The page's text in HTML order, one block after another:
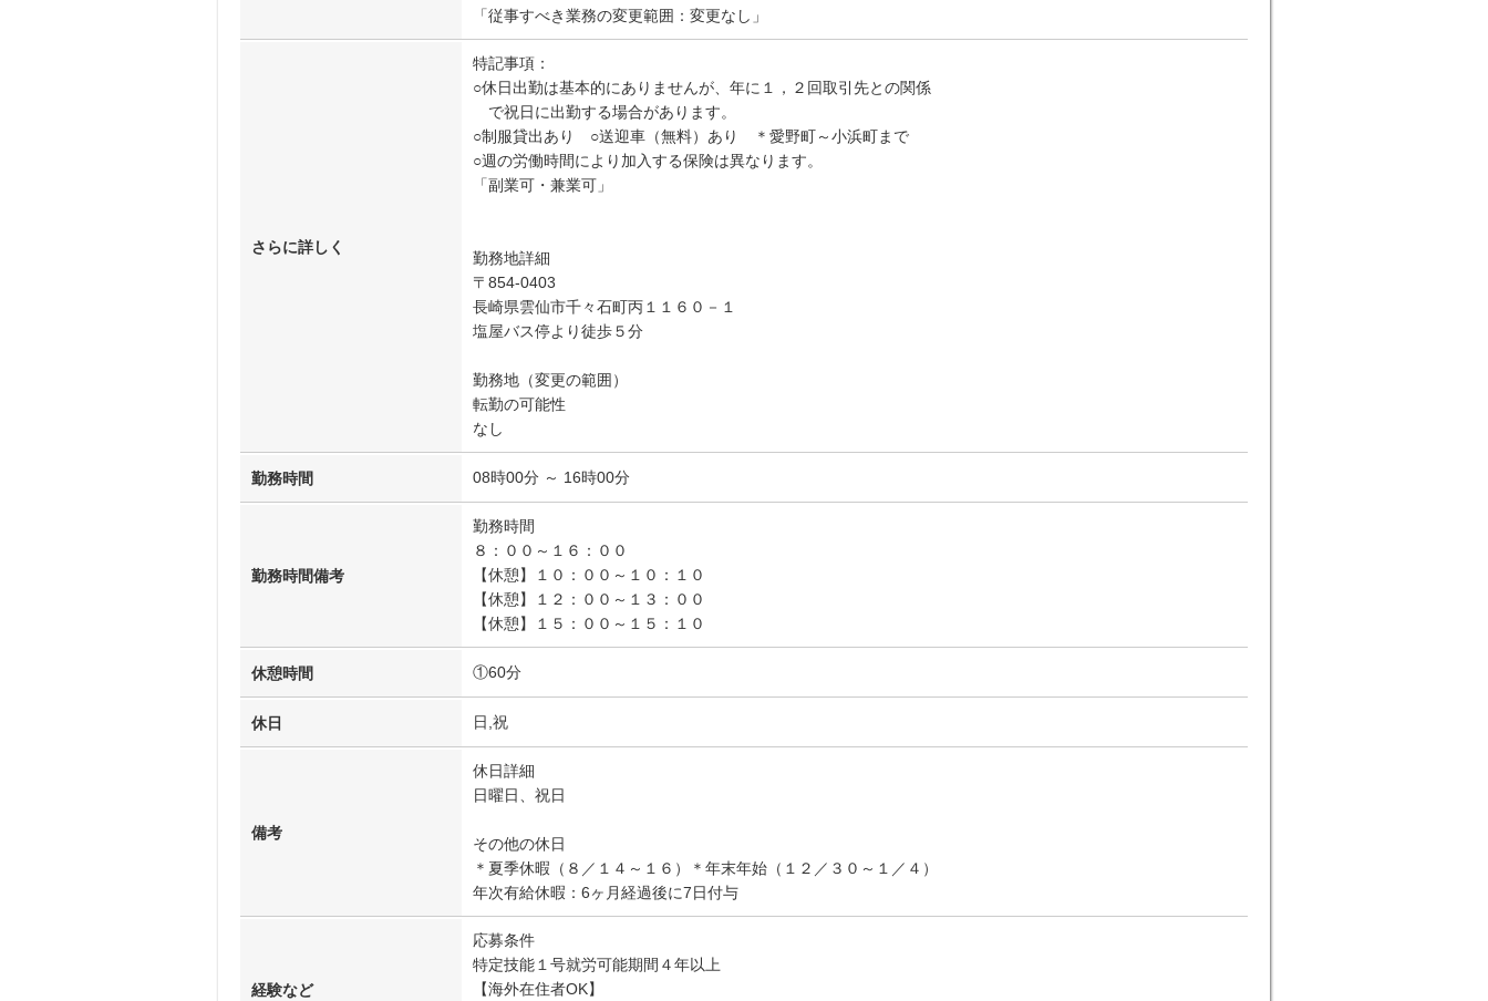
「従事すべき業務の変更範囲：変更なし」
さらに詳しく
特記事項：
○休日出勤は基本的にありませんが、年に１，２回取引先との関係
で祝日に出勤する場合があります。
○制服貸出あり ○送迎車（無料）あり ＊愛野町～小浜町まで
○週の労働時間により加入する保険は異なります。
「副業可・兼業可」
勤務地詳細
〒854-0403
長崎県雲仙市千々石町丙１１６０－１
塩屋バス停より徒歩５分
勤務地（変更の範囲）
転勤の可能性
なし
勤務時間 08時00分 ～ 16時00分
勤務時間備考
勤務時間
８：００～１６：００
【休憩】１０：００～１０：１０
【休憩】１２：００～１３：００
【休憩】１５：００～１５：１０
休憩時間 ①60分
休日 日,祝
備考
休日詳細
日曜日、祝日
その他の休日
＊夏季休暇（８／１４～１６）＊年末年始（１２／３０～１／４）
年次有給休暇：6ヶ月経過後に7日付与
経験など
応募条件
特定技能１号就労可能期間４年以上
【海外在住者OK】